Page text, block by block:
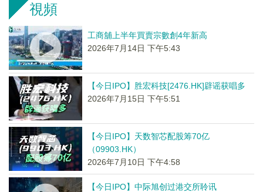
視頻
工商舖上半年買賣宗數創4年新高
2026年7月14日 下午5:43
【今日IPO】胜宏科技[2476.HK]辟谣获唱多
2026年7月15日 下午5:51
【今日IPO】天数智芯配股筹70亿
（09903.HK）
2026年7月10日 下午4:58
【今日IPO】中际旭创过港交所聆讯